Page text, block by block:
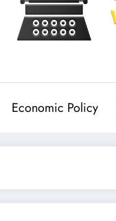
Economic Policy